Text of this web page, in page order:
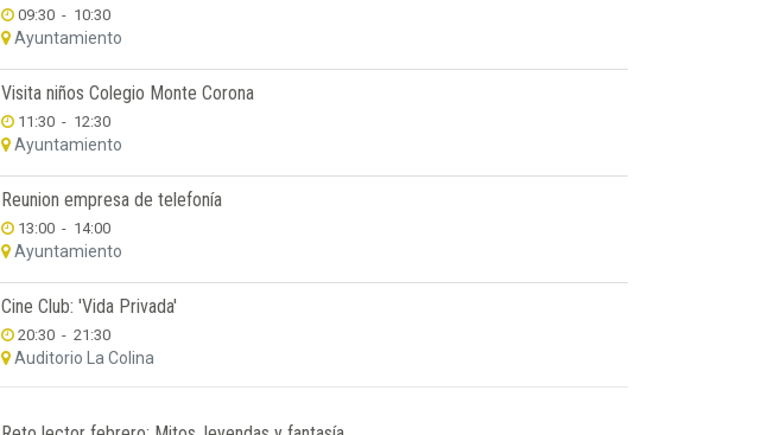
09:30 - 10:30
Ayuntamiento
Visita niños Colegio Monte Corona
11:30 - 12:30
Ayuntamiento
Reunion empresa de telefonía
13:00 - 14:00
Ayuntamiento
Cine Club: 'Vida Privada'
20:30 - 21:30
Auditorio La Colina